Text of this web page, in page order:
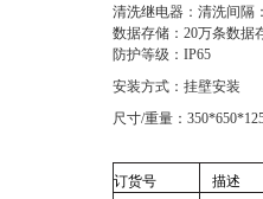
清洗继电器： 清洗间隔
数据存储： 20万条数据
防护等级： IP65
安装方式：挂壁安装
尺寸/重量：
订货号
描述